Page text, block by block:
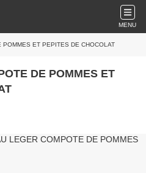
MENU
ET PEPITES DE CHOCOLAT
DE POMMES ET